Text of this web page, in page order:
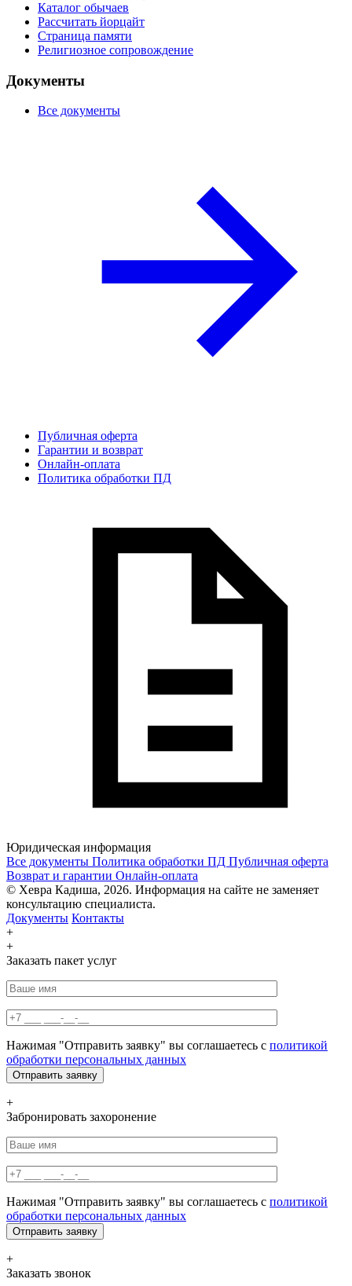
Каталог обычаев
Рассчитать йорцайт
Страница памяти
Религиозное сопровождение
Документы
Все документы
Публичная оферта
Гарантии и возврат
Онлайн-оплата
Политика обработки ПД
Юридическая информация
Все документы Политика обработки ПД Публичная оферта
Возврат и гарантии Онлайн-оплата
© Хевра Кадиша, 2026. Информация на сайте не заменяет
консультацию специалиста.
Документы Контакты
+
+
Заказать пакет услуг
Нажимая "Отправить заявку" вы соглашаетесь с политикой
обработки персональных данных
+
Забронировать захоронение
Нажимая "Отправить заявку" вы соглашаетесь с политикой
обработки персональных данных
+
Заказать звонок